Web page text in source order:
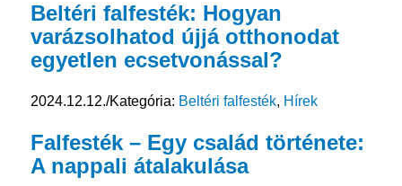
Beltéri falfesték: Hogyan
varázsolhatod újjá otthonodat
egyetlen ecsetvonással?
2024.12.12./Kategória: Beltéri falfesték, Hírek
Falfesték– Egy család története:
A nappali átalakulása